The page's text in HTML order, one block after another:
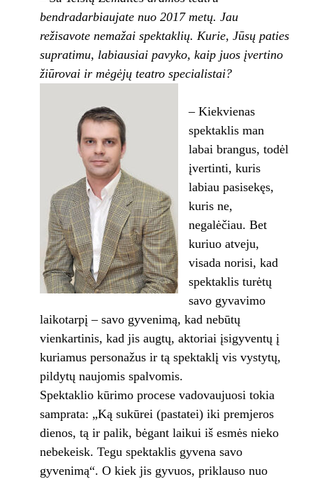
bendradarbiaujate nuo 2017 metų. Jau
režisavote nemažai spektaklių. Kurie, Jūsų paties
supratimu, labiausiai pavyko, kaip juos įvertino
žiūrovai ir mėgėjų teatro specialistai?
– Kiekvienas
spektaklis man
labai brangus, todėl
įvertinti, kuris
labiau pasisekęs,
kuris ne,
negalėčiau. Bet
kuriuo atveju,
visada norisi, kad
spektaklis turėtų
savo gyvavimo
laikotarpį – savo gyvenimą, kad nebūtų
vienkartinis, kad jis augtų, aktoriai įsigyventų į
kuriamus personažus ir tą spektaklį vis vystytų,
pildytų naujomis spalvomis.
Spektaklio kūrimo procese vadovaujuosi tokia
samprata: „Ką sukūrei (pastatei) iki premjeros
dienos, tą ir palik, bėgant laikui iš esmės nieko
nebekeisk. Tegu spektaklis gyvena savo
gyvenimą“. O kiek jis gyvuos, priklauso nuo